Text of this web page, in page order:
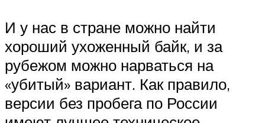
И у нас в стране можно найти
хороший ухоженный байк, и за
рубежом можно нарваться на
«убитый» вариант. Как правило,
версии без пробега по России